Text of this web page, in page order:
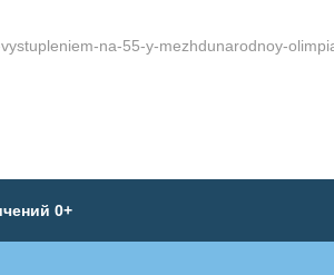
na-55-y-mezhdunarodnoy-
0+